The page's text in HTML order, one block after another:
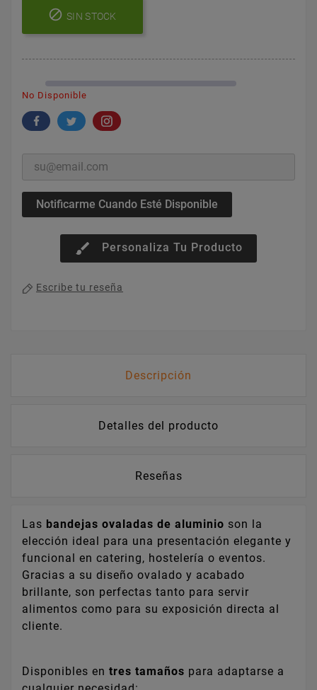
 SIN STOCK
No Disponible
Notificarme Cuando Esté Disponible
brush Personaliza Tu Producto
Escribe tu reseña
Descripción
Detalles del producto
Reseñas
Las bandejas ovaladas de aluminio son la
elección ideal para una presentación elegante y
funcional en catering, hostelería o eventos.
Gracias a su diseño ovalado y acabado
brillante, son perfectas tanto para servir
alimentos como para su exposición directa al
cliente.
Disponibles en tres tamaños para adaptarse a